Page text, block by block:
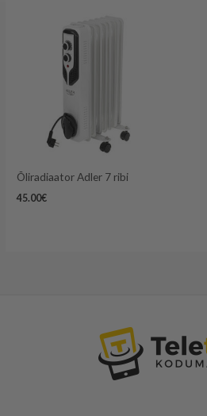
Õliradiaator Adler 7 ribi
45.00€